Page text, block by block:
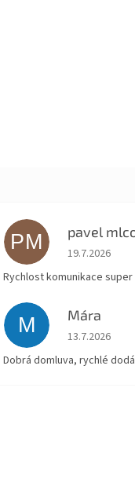
PM pavel
Hodnocení
19.7.2026
Rychlost komunikace super
M Mára
Hodnocení
13.7.2026
Dobrá domluva, rychlé